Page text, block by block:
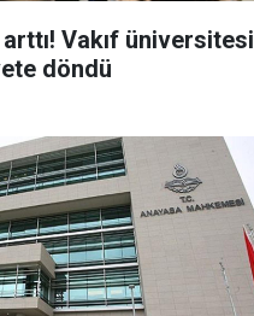
Vakıf üniversitesi
döndü